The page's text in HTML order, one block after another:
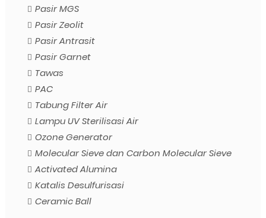
Pasir MGS
Pasir Zeolit
Pasir Antrasit
Pasir Garnet
Tawas
PAC
Tabung Filter Air
Lampu UV Sterilisasi Air
Ozone Generator
Molecular Sieve dan Carbon Molecular Sieve
Activated Alumina
Katalis Desulfurisasi
Ceramic Ball